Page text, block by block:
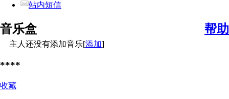
站内短信
帮助
音乐盒
主人还没有添加音乐[添加]
****
收藏